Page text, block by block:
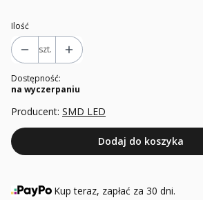
Ilość
szt.
Dostępność:
na wyczerpaniu
Producent: SMD LED
Dodaj do koszyka
Kup teraz, zapłać za 30 dni.